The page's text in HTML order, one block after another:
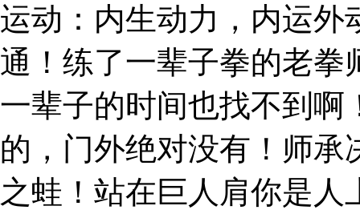
运动：内生动力，内运外
通！练了一辈子拳的老拳
一辈子的时间也找不到啊
的，门外绝对没有！师
之蛙！站在巨人肩你是